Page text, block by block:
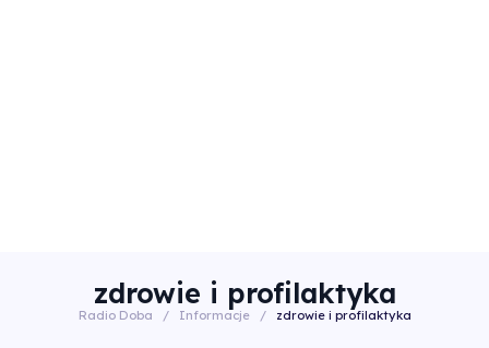
zdrowie i profilaktyka
Radio Doba / Informacje / zdrowie i profilaktyka